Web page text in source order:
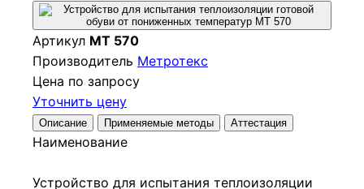
Артикул МТ 570
Производитель Метротекс
Цена по запросу
Уточнить цену
Описание Применяемые методы Аттестация
Наименование
Устройство для испытания теплоизоляции